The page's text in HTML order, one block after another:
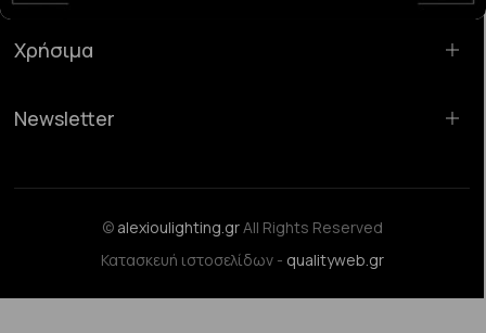
Χρήσιμα
Newsletter
© alexioulighting.grAll Rights Reserved
Κατασκευή ιστοσελίδων - qualityweb.gr